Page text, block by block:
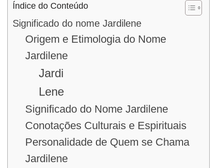
Índice do Conteúdo
Significado do nome Jardilene
Origem e Etimologia do Nome
Jardilene
Jardi
Lene
Significado do Nome Jardilene
Conotações Culturais e Espirituais
Personalidade de Quem se Chama
Jardilene